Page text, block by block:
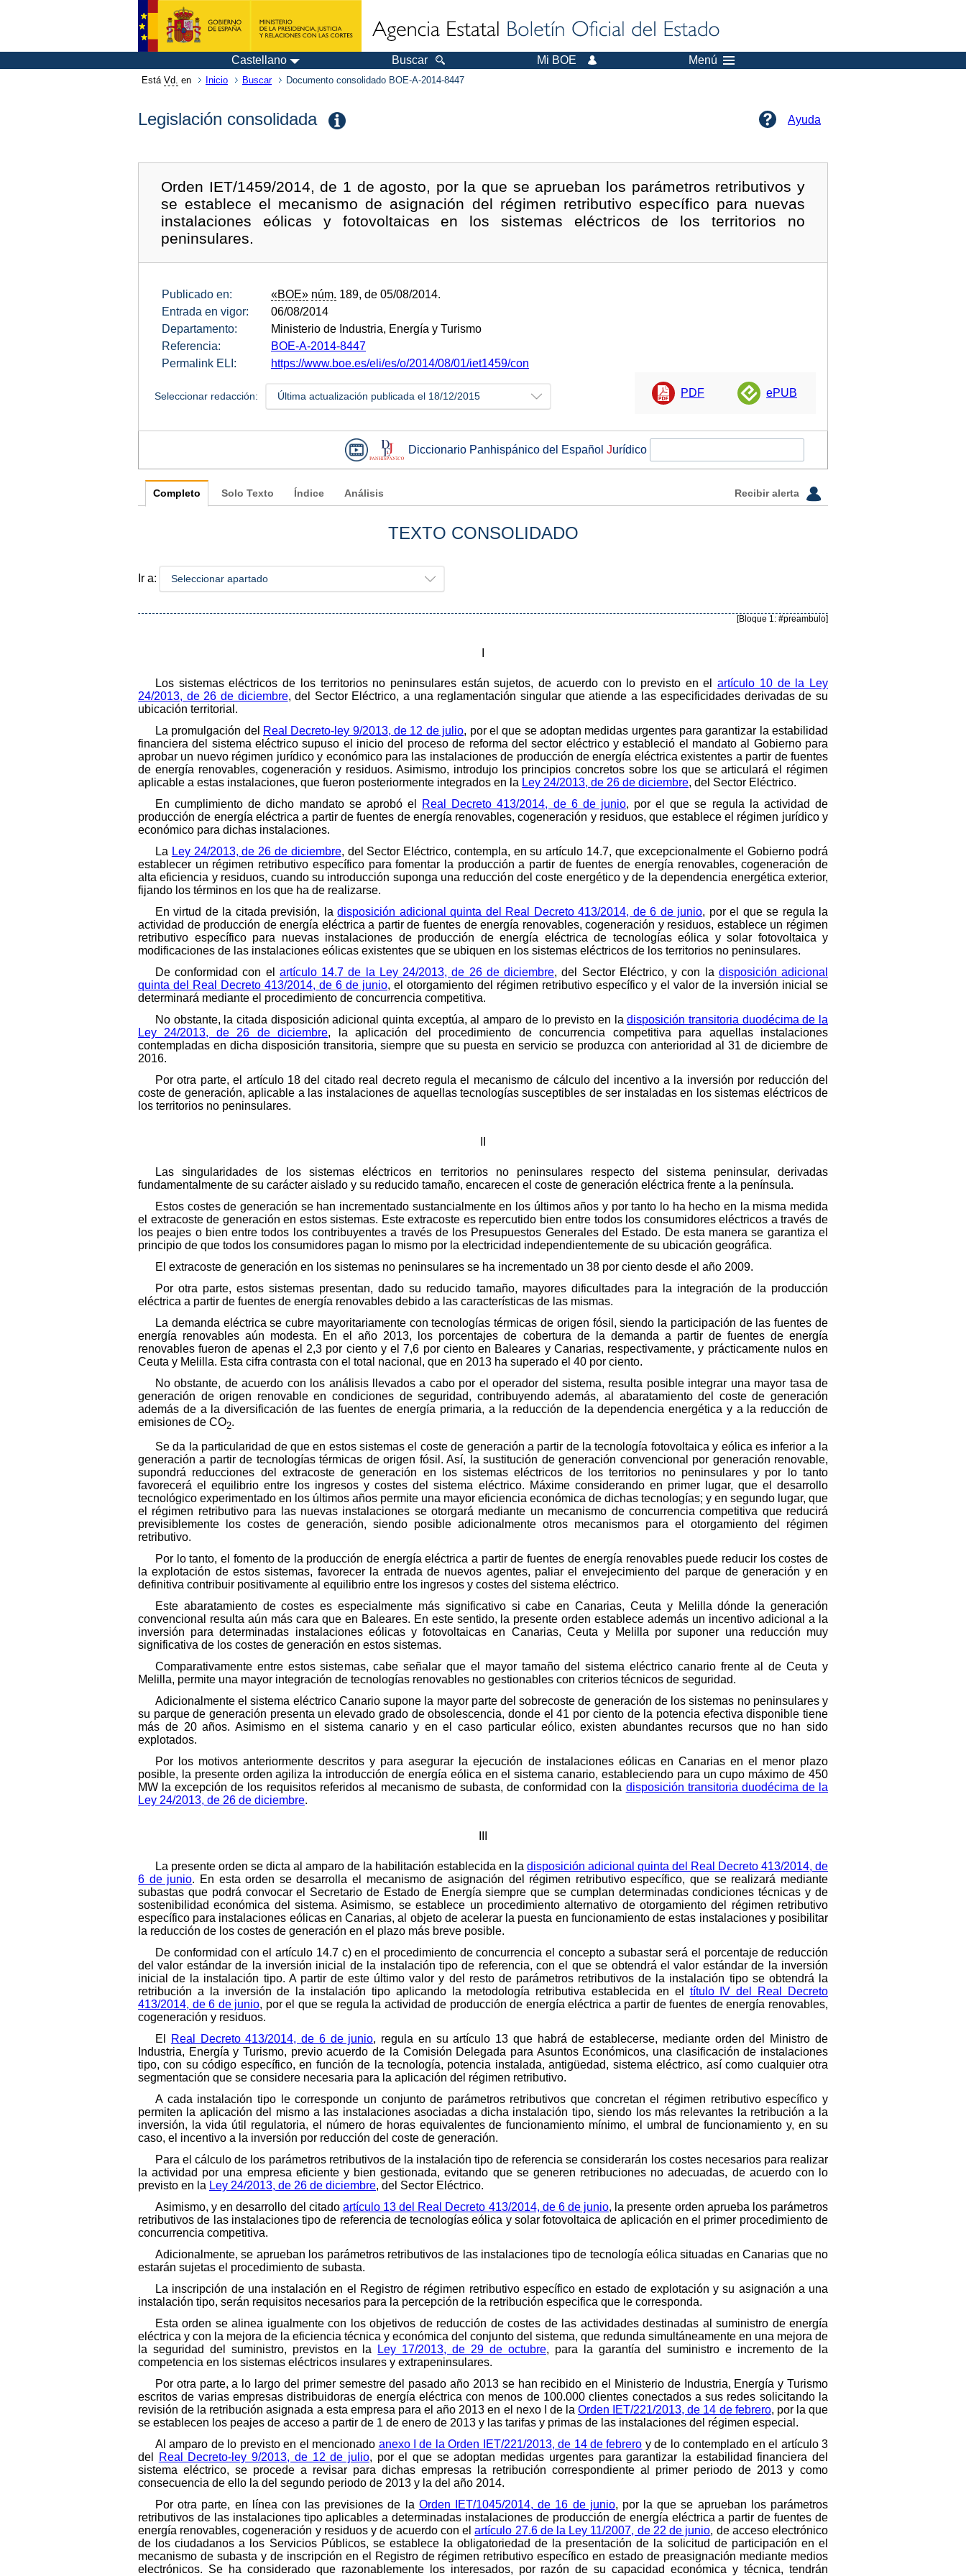
Castellano Buscar Mi BOE Menú
Está Vd. en Inicio Buscar Documento consolidado BOE-A-2014-8447
Legislación consolidada Ayuda
Orden IET/1459/2014, de 1 de agosto, por la que se aprueban los parámetros retributivos y
se establece el mecanismo de asignación del régimen retributivo específico para nuevas
instalaciones eólicas y fotovoltaicas en los sistemas eléctricos de los territorios no
peninsulares.
Publicado en: «BOE» núm. 189, de 05/08/2014.
Entrada en vigor:
06/08/2014
Departamento:
Ministerio de Industria, Energía y Turismo
Referencia:
BOE-A-2014-8447
Permalink ELI:
https://www.boe.es/eli/es/o/2014/08/01/iet1459/con
Seleccionar redacción: Última actualización publicada el 18/12/2015 PDF ePUB
Diccionario Panhispánico del Español Jurídico
Completo Solo Texto Índice Análisis Recibir alerta
TEXTO CONSOLIDADO
Ir a: Seleccionar apartado
[Bloque 1: #preambulo]
Los sistemas eléctricos de los territorios no peninsulares están sujetos, de acuerdo con lo previsto en elartículo 10 de la Ley
24/2013, de 26 de diciembre, del Sector Eléctrico, a una reglamentación singular que atiende a las especificidades derivadas de su
ubicación territorial.
La promulgación del Real Decreto-ley 9/2013, de 12 de julio, por el que se adoptan medidas urgentes para garantizar la estabilidad
financiera del sistema eléctrico supuso el inicio del proceso de reforma del sector eléctrico y estableció el mandato al Gobierno para
aprobar un nuevo régimen jurídico y económico para las instalaciones de producción de energía eléctrica existentes a partir de fuentes
de energía renovables, cogeneración y residuos. Asimismo, introdujo los principios concretos sobre los que se articulará el régimen
aplicable a estas instalaciones, que fueron posteriormente integrados en la Ley 24/2013, de 26 de diciembre, del Sector Eléctrico.
En cumplimiento de dicho mandato se aprobó el
Real Decreto 413/2014, de 6 de junio, por el que se regula la actividad de
producción de energía eléctrica a partir de fuentes de energía renovables, cogeneración y residuos, que establece el régimen jurídico y
económico para dichas instalaciones.
La Ley 24/2013, de 26 de diciembre, del Sector Eléctrico, contempla, en su artículo 14.7, que excepcionalmente el Gobierno podrá
establecer un régimen retributivo específico para fomentar la producción a partir de fuentes de energía renovables, cogeneración de
alta eficiencia y residuos, cuando su introducción suponga una reducción del coste energético y de la dependencia energética exterior,
fijando los términos en los que ha de realizarse.
En virtud de la citada previsión, ladisposición adicional quinta del Real Decreto 413/2014, de 6 de junio, por el que se regula la
actividad de producción de energía eléctrica a partir de fuentes de energía renovables, cogeneración y residuos, establece un régimen
retributivo específico para nuevas instalaciones de producción de energía eléctrica de tecnologías eólica y solar fotovoltaica y
modificaciones de las instalaciones eólicas existentes que se ubiquen en los sistemas eléctricos de los territorios no peninsulares.
De conformidad con el artículo 14.7 de la Ley 24/2013, de 26 de diciembre, del Sector Eléctrico, y con la disposición adicional
quinta del Real Decreto 413/2014, de 6 de junio, el otorgamiento del régimen retributivo específico y el valor de la inversión inicial se
determinará mediante el procedimiento de concurrencia competitiva.
No obstante, la citada disposición adicional quinta exceptúa, al amparo de lo previsto en ladisposición transitoria duodécima de la
Ley 24/2013, de 26 de diciembre, la aplicación del procedimiento de concurrencia competitiva para aquellas instalaciones
contempladas en dicha disposición transitoria, siempre que su puesta en servicio se produzca con anterioridad al 31 de diciembre de
2016.
Por otra parte, el artículo 18 del citado real decreto regula el mecanismo de cálculo del incentivo a la inversión por reducción del
coste de generación, aplicable a las instalaciones de aquellas tecnologías susceptibles de ser instaladas en los sistemas eléctricos de
los territorios no peninsulares.
Las singularidades de los sistemas eléctricos en territorios no peninsulares respecto del sistema peninsular, derivadas
fundamentalmente de su carácter aislado y su reducido tamaño, encarecen el coste de generación eléctrica frente a la península.
Estos costes de generación se han incrementado sustancialmente en los últimos años y por tanto lo ha hecho en la misma medida
el extracoste de generación en estos sistemas. Este extracoste es repercutido bien entre todos los consumidores eléctricos a través de
los peajes o bien entre todos los contribuyentes a través de los Presupuestos Generales del Estado. De esta manera se garantiza el
principio de que todos los consumidores pagan lo mismo por la electricidad independientemente de su ubicación geográfica.
El extracoste de generación en los sistemas no peninsulares se ha incrementado un 38 por ciento desde el año 2009.
Por otra parte, estos sistemas presentan, dado su reducido tamaño, mayores dificultades para la integración de la producción
eléctrica a partir de fuentes de energía renovables debido a las características de las mismas.
La demanda eléctrica se cubre mayoritariamente con tecnologías térmicas de origen fósil, siendo la participación de las fuentes de
energía renovables aún modesta. En el año 2013, los porcentajes de cobertura de la demanda a partir de fuentes de energía
renovables fueron de apenas el 2,3 por ciento y el 7,6 por ciento en Baleares y Canarias, respectivamente, y prácticamente nulos en
Ceuta y Melilla. Esta cifra contrasta con el total nacional, que en 2013 ha superado el 40 por ciento.
No obstante, de acuerdo con los análisis llevados a cabo por el operador del sistema, resulta posible integrar una mayor tasa de
generación de origen renovable en condiciones de seguridad, contribuyendo además, al abaratamiento del coste de generación
además de a la diversificación de las fuentes de energía primaria, a la reducción de la dependencia energética y a la reducción de
emisiones de CO2.
Se da la particularidad de que en estos sistemas el coste de generación a partir de la tecnología fotovoltaica y eólica es inferior a la
generación a partir de tecnologías térmicas de origen fósil. Así, la sustitución de generación convencional por generación renovable,
supondrá reducciones del extracoste de generación en los sistemas eléctricos de los territorios no peninsulares y por lo tanto
favorecerá el equilibrio entre los ingresos y costes del sistema eléctrico. Máxime considerando en primer lugar, que el desarrollo
tecnológico experimentado en los últimos años permite una mayor eficiencia económica de dichas tecnologías; y en segundo lugar, que
el régimen retributivo para las nuevas instalaciones se otorgará mediante un mecanismo de concurrencia competitiva que reducirá
previsiblemente los costes de generación, siendo posible adicionalmente otros mecanismos para el otorgamiento del régimen
retributivo.
Por lo tanto, el fomento de la producción de energía eléctrica a partir de fuentes de energía renovables puede reducir los costes de
la explotación de estos sistemas, favorecer la entrada de nuevos agentes, paliar el envejecimiento del parque de generación y en
definitiva contribuir positivamente al equilibrio entre los ingresos y costes del sistema eléctrico.
Este abaratamiento de costes es especialmente más significativo si cabe en Canarias, Ceuta y Melilla dónde la generación
convencional resulta aún más cara que en Baleares. En este sentido, la presente orden establece además un incentivo adicional a la
inversión para determinadas instalaciones eólicas y fotovoltaicas en Canarias, Ceuta y Melilla por suponer una reducción muy
significativa de los costes de generación en estos sistemas.
Comparativamente entre estos sistemas, cabe señalar que el mayor tamaño del sistema eléctrico canario frente al de Ceuta y
Melilla, permite una mayor integración de tecnologías renovables no gestionables con criterios técnicos de seguridad.
Adicionalmente el sistema eléctrico Canario supone la mayor parte del sobrecoste de generación de los sistemas no peninsulares y
su parque de generación presenta un elevado grado de obsolescencia, donde el 41 por ciento de la potencia efectiva disponible tiene
más de 20 años. Asimismo en el sistema canario y en el caso particular eólico, existen abundantes recursos que no han sido
explotados.
Por los motivos anteriormente descritos y para asegurar la ejecución de instalaciones eólicas en Canarias en el menor plazo
posible, la presente orden agiliza la introducción de energía eólica en el sistema canario, estableciendo para un cupo máximo de 450
MW la excepción de los requisitos referidos al mecanismo de subasta, de conformidad con la disposición transitoria duodécima de la
Ley 24/2013, de 26 de diciembre.
La presente orden se dicta al amparo de la habilitación establecida en la disposición adicional quinta del Real Decreto 413/2014, de
6 de junio. En esta orden se desarrolla el mecanismo de asignación del régimen retributivo específico, que se realizará mediante
subastas que podrá convocar el Secretario de Estado de Energía siempre que se cumplan determinadas condiciones técnicas y de
sostenibilidad económica del sistema. Asimismo, se establece un procedimiento alternativo de otorgamiento del régimen retributivo
específico para instalaciones eólicas en Canarias, al objeto de acelerar la puesta en funcionamiento de estas instalaciones y posibilitar
la reducción de los costes de generación en el plazo más breve posible.
De conformidad con el artículo 14.7 c) en el procedimiento de concurrencia el concepto a subastar será el porcentaje de reducción
del valor estándar de la inversión inicial de la instalación tipo de referencia, con el que se obtendrá el valor estándar de la inversión
inicial de la instalación tipo. A partir de este último valor y del resto de parámetros retributivos de la instalación tipo se obtendrá la
retribución a la inversión de la instalación tipo aplicando la metodología retributiva establecida en el título IV del Real Decreto
413/2014, de 6 de junio, por el que se regula la actividad de producción de energía eléctrica a partir de fuentes de energía renovables,
cogeneración y residuos.
El
Real Decreto 413/2014, de 6 de junio, regula en su artículo 13 que habrá de establecerse, mediante orden del Ministro de
Industria, Energía y Turismo, previo acuerdo de la Comisión Delegada para Asuntos Económicos, una clasificación de instalaciones
tipo, con su código específico, en función de la tecnología, potencia instalada, antigüedad, sistema eléctrico, así como cualquier otra
segmentación que se considere necesaria para la aplicación del régimen retributivo.
A cada instalación tipo le corresponde un conjunto de parámetros retributivos que concretan el régimen retributivo específico y
permiten la aplicación del mismo a las instalaciones asociadas a dicha instalación tipo, siendo los más relevantes la retribución a la
inversión, la vida útil regulatoria, el número de horas equivalentes de funcionamiento mínimo, el umbral de funcionamiento y, en su
caso, el incentivo a la inversión por reducción del coste de generación.
Para el cálculo de los parámetros retributivos de la instalación tipo de referencia se considerarán los costes necesarios para realizar
la actividad por una empresa eficiente y bien gestionada, evitando que se generen retribuciones no adecuadas, de acuerdo con lo
previsto en la Ley 24/2013, de 26 de diciembre, del Sector Eléctrico.
Asimismo, y en desarrollo del citado artículo 13 del Real Decreto 413/2014, de 6 de junio, la presente orden aprueba los parámetros
retributivos de las instalaciones tipo de referencia de tecnologías eólica y solar fotovoltaica de aplicación en el primer procedimiento de
concurrencia competitiva.
Adicionalmente, se aprueban los parámetros retributivos de las instalaciones tipo de tecnología eólica situadas en Canarias que no
estarán sujetas el procedimiento de subasta.
La inscripción de una instalación en el Registro de régimen retributivo específico en estado de explotación y su asignación a una
instalación tipo, serán requisitos necesarios para la percepción de la retribución especifica que le corresponda.
Esta orden se alinea igualmente con los objetivos de reducción de costes de las actividades destinadas al suministro de energía
eléctrica y con la mejora de la eficiencia técnica y económica del conjunto del sistema, que redunda simultáneamente en una mejora de
la seguridad del suministro, previstos en la
Ley 17/2013, de 29 de octubre, para la garantía del suministro e incremento de la
competencia en los sistemas eléctricos insulares y extrapeninsulares.
Por otra parte, a lo largo del primer semestre del pasado año 2013 se han recibido en el Ministerio de Industria, Energía y Turismo
escritos de varias empresas distribuidoras de energía eléctrica con menos de 100.000 clientes conectados a sus redes solicitando la
revisión de la retribución asignada a esta empresa para el año 2013 en el nexo I de laOrden IET/221/2013, de 14 de febrero, por la que
se establecen los peajes de acceso a partir de 1 de enero de 2013 y las tarifas y primas de las instalaciones del régimen especial.
Al amparo de lo previsto en el mencionado anexo I de la Orden IET/221/2013, de 14 de febrero y de lo contemplado en el artículo 3
del
Real Decreto-ley 9/2013, de 12 de julio, por el que se adoptan medidas urgentes para garantizar la estabilidad financiera del
sistema eléctrico, se procede a revisar para dichas empresas la retribución correspondiente al primer periodo de 2013 y como
consecuencia de ello la del segundo periodo de 2013 y la del año 2014.
Por otra parte, en línea con las previsiones de la Orden IET/1045/2014, de 16 de junio, por la que se aprueban los parámetros
retributivos de las instalaciones tipo aplicables a determinadas instalaciones de producción de energía eléctrica a partir de fuentes de
energía renovables, cogeneración y residuos y de acuerdo con elartículo 27.6 de la Ley 11/2007, de 22 de junio, de acceso electrónico
de los ciudadanos a los Servicios Públicos, se establece la obligatoriedad de la presentación de la solicitud de participación en el
mecanismo de subasta y de inscripción en el Registro de régimen retributivo específico en estado de preasignación mediante medios
electrónicos. Se ha considerado que razonablemente los interesados, por razón de su capacidad económica y técnica, tendrán